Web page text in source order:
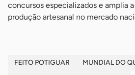
concursos especializados e amplia
produção artesanal no mercado
FEITO POTIGUAR MUNDIAL DO